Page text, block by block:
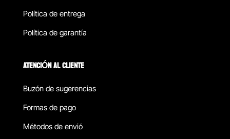
Política de entrega
Política de garantía
ATENCIÓN AL CLIENTE
Buzón de sugerencias
Formas de pago
Métodos de envió